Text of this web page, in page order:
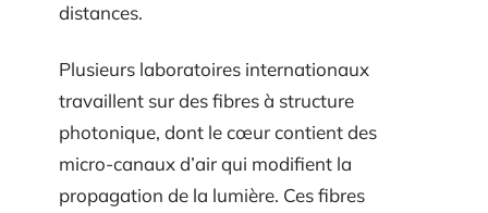
distances.
Plusieurs laboratoires internationaux
travaillent sur des fibres à structure
photonique, dont le cœur contient des
micro-canaux d’air qui modifient la
propagation de la lumière. Ces fibres